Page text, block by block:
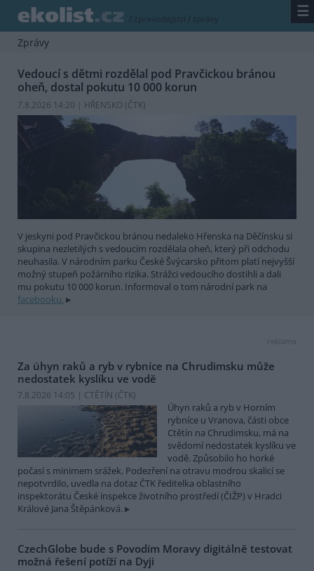
/ zpravodajství / zprávy ☰
Zprávy
Vedoucí s dětmi rozdělal pod Pravčickou bránou
oheň, dostal pokutu 10 000 korun
7.8.2026 14:20 | HŘENSKO (ČTK)
V jeskyni pod Pravčickou bránou nedaleko Hřenska na Děčínsku si
skupina nezletilých s vedoucím rozdělala oheň, který při odchodu
neuhasila. V národním parku České Švýcarsko přitom platí nejvyšší
možný stupeň požárního rizika. Strážci vedoucího dostihli a dali
mu pokutu 10 000 korun. Informoval o tom národní park na
facebooku.
reklama
Za úhyn raků a ryb v rybníce na Chrudimsku může
nedostatek kyslíku ve vodě
7.8.2026 14:05 | CTĚTÍN (ČTK)
Úhyn raků a ryb v Horním
rybníce u Vranova, části obce
Ctětín na Chrudimsku, má na
svědomí nedostatek kyslíku ve
vodě. Způsobilo ho horké
počasí s minimem srážek. Podezření na otravu modrou skalicí se
nepotvrdilo, uvedla na dotaz ČTK ředitelka oblastního
inspektorátu České inspekce životního prostředí (ČIŽP) v Hradci
Králové Jana Štěpánková.
CzechGlobe bude s Povodím Moravy digitálně testovat
možná řešení potíží na Dyji